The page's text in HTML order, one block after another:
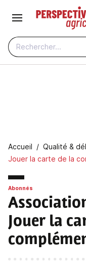
Aller au contenu principal
Rechercher...
Fil d'Ariane
Accueil Qualité &
Jouer la carte de la
Abonnés
Jouer la